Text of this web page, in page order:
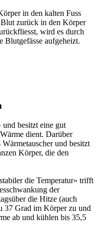
in den kalten Fuss
zurück in den Körper
wird es durch
Blutgefässe aufgeheizt.
besitzt eine gut
dient. Darüber
und besitzt
Körper, die den
die Temperatur» trifft
der
die Hitze (auch
37 Grad im Körper zu und
ab und kühlen bis 35,5